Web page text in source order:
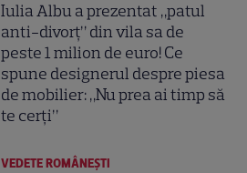
Iulia Albu a prezentat „patul
anti-divorț” din vila sa de
peste 1 milion de euro! Ce
spune designerul despre piesa
de mobilier: „Nu prea ai timp să
te cerți”
VEDETE ROMÂNEŞTI